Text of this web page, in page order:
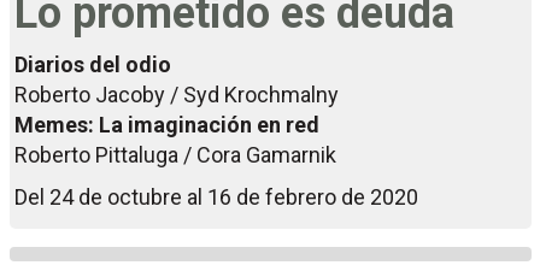
Lo prometido es deuda
Diarios del odio
Roberto Jacoby / Syd Krochmalny
Memes: La imaginación en red
Roberto Pittaluga / Cora Gamarnik
Del 24 de octubre al 16 de febrero de 2020